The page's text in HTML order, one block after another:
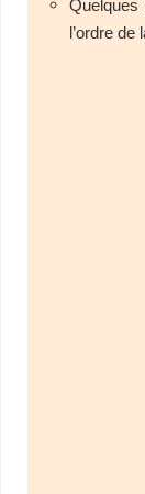
l’ordre de